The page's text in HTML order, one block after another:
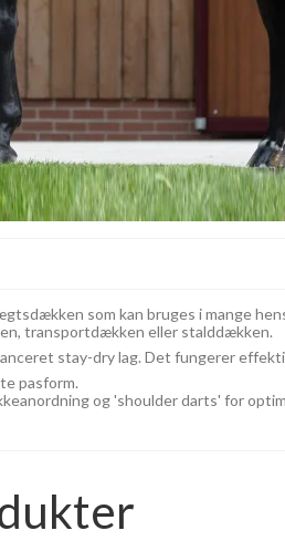
som kan bruges i mange
transportdækken eller stalddækken.
stay-dry lag. Det fungerer
pasform.
og 'shoulder darts' for